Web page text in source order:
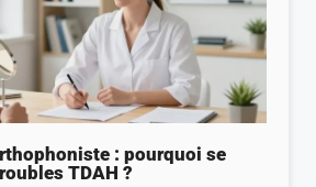
: pourquoi se
TDAH ?